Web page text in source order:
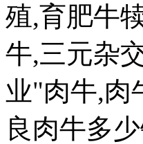
殖,育肥牛
牛,三元杂
业"肉牛,肉
良肉牛多